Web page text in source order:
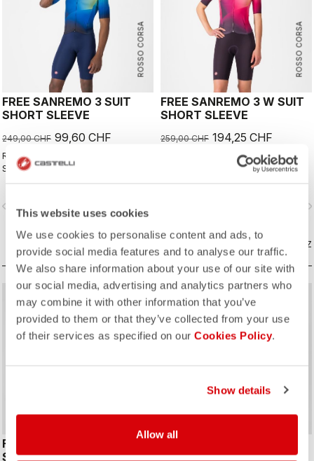
This website uses cookies
We use cookies to personalise content and ads, to
provide social media features and to analyse our traffic.
We also share information about your use of our site with
our social media, advertising and analytics partners who
may combine it with other information that you’ve
provided to them or that they’ve collected from your use
of their services as specified on our Cookies Policy.
Show details
Allow all
ROSSO CORSA
FREE SANREMO 3 SUIT
SHORT SLEEVE
249,00 CHF 99,60 CHF
Revolutionizing our iconic Free
Sanremo Suit. Groundbreaking aero
sleeves.
COMPAREZ
ROSSO CORSA
FREE SANREMO 3 W SUIT
SHORT SLEEVE
259,00 CHF 194,25 CHF
Revolutionizing our iconic Free
Sanremo Suit. Groundbreaking aero
COMPAREZ
Summer Sale 30% Off
FREE SANREMO 3 SUIT
SLEEVELESS
60% OFF
SLEEVELESS